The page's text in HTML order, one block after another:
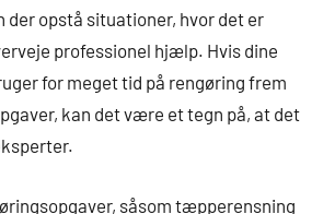
der opstå situationer, hvor det er
professionel hjælp. Hvis dine
for meget tid på rengøring frem
kan det være et tegn på, at det
såsom tæpperensning